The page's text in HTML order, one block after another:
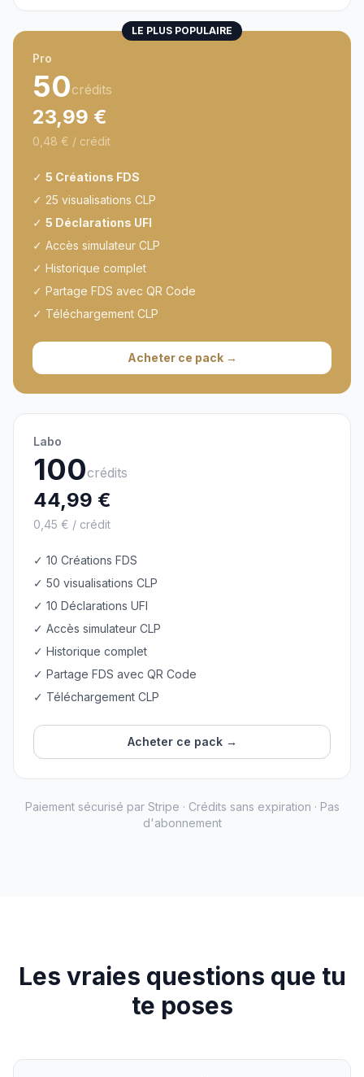
LE PLUS POPULAIRE
Pro
50crédits
23,99 €
0,48 € / crédit
✓ 5 Créations FDS
✓ 25 visualisations CLP
✓ 5 Déclarations UFI
✓ Accès simulateur CLP
✓ Historique complet
✓ Partage FDS avec QR Code
✓ Téléchargement CLP
Acheter ce pack →
Labo
100crédits
44,99 €
0,45 € / crédit
✓ 10 Créations FDS
✓ 50 visualisations CLP
✓ 10 Déclarations UFI
✓ Accès simulateur CLP
✓ Historique complet
✓ Partage FDS avec QR Code
✓ Téléchargement CLP
Acheter ce pack →
Paiement sécurisé par Stripe · Crédits sans expiration · Pas
d'abonnement
Les vraies questions que tu
te poses